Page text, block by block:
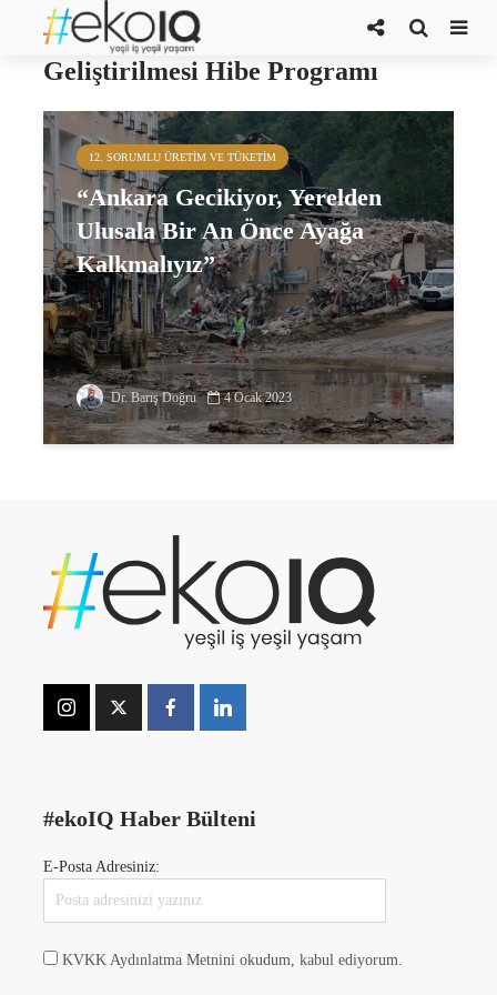
Türkiye’de Sivil Toplumun
Geliştirilmesi Hibe Programı
12. SORUMLU ÜRETIM VE TÜKETIM
“Ankara Gecikiyor, Yerelden
Ulusala Bir An Önce Ayağa
Kalkmalıyız”
Dr. Barış Doğru 4 Ocak 2023
#ekoIQ Haber Bülteni
E-Posta Adresiniz:
KVKK Aydınlatma Metnini okudum, kabul ediyorum.